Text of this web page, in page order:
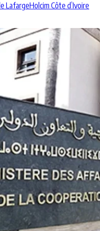
LafargeHolcim Côte d’Ivoire